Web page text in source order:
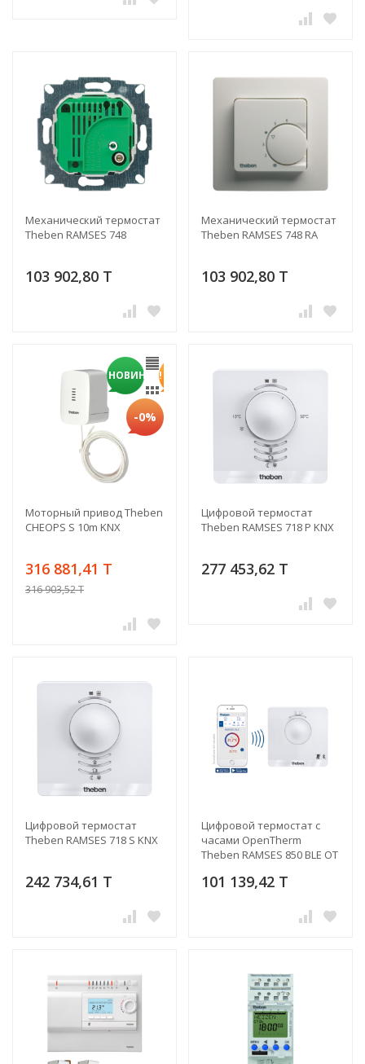
Механический термостат
Theben RAMSES 748
103 902,80 T
Механический термостат
Theben RAMSES 748 RA
103 902,80 T
НОВИНКА!
-0%
Моторный привод Theben
CHEOPS S 10m KNX
316 881,41 T
316 903,52 T
Цифровой термостат
Theben RAMSES 718 P KNX
277 453,62 T
Цифровой термостат
Theben RAMSES 718 S KNX
242 734,61 T
Цифровой термостат с
часами OpenTherm
Theben RAMSES 850 BLE OT
101 139,42 T